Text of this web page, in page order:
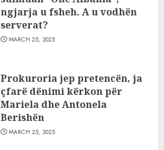
ngjarja u fsheh. A u vodhën
serverat?
MARCH 25, 2025
Prokuroria jep pretencën, ja
çfarë dënimi kërkon për
Mariela dhe Antonela
Berishën
MARCH 25, 2025